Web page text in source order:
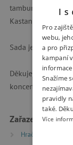
tamburína: 15 x 15
Kastaněty: 5,7 x
Sada je hračka,
Děkujeme
koncertu!
Zařazeno v
Hračky dle typu
I s
Pro
webu,
a pro
kampaní
Snažíme
pravidly
také.
Více